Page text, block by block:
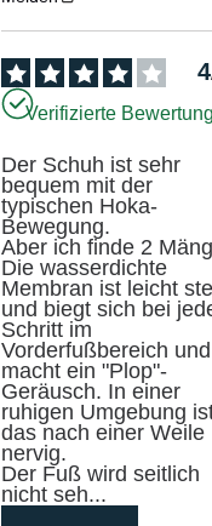
4
Verifizierte
Der Schuh ist sehr
bequem mit der
typischen Hoka-
Bewegung.
Aber ich finde 2
Die wasserdichte
Membran ist leicht
und biegt sich bei
Schritt im
Vorderfußbereich und
macht ein "Plop"-
Geräusch. In einer
ruhigen Umgebung
das nach einer Weile
nervig.
Der Fuß wird seitlich
nicht seh...